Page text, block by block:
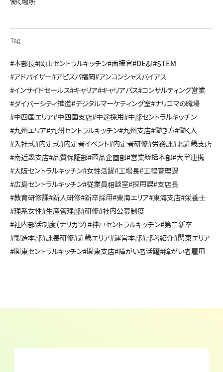
働く場所
Tag
#本部長#岡山セントラルキッチン#面接官#DE&I #STEM
#アドバイザー#アビスパ福岡#アンコンシャスバイアス
#インサイドセールス#キャリア#キャリアパス#コンサルティング営業
#ダイバーシティ推進#デジタルマーケティング室#ナリコマの職場
#中四国エリア#中四国支店#中途採用#中部セントラルキッチン
#九州エリア#九州セントラルキッチン#九州支店#働き方#働く人
#入社式#内定式#内定者イベント#内定者研修#労務課#北近畿支店
#南近畿支店#品質保証部#商品企画部#営業統括本部#大学連携
#大阪セントラルキッチン#女性活躍#工場長#工程管理課
#広島セントラルキッチン#従業員相談室#採用課#支店長
#教育研修課#新人研修#新卒採用#東海エリア#東海支店#栄養士
#理系女性#生産管理部#研修#社内公募制度
#社内部活制度（ナリカツ） #神戸セントラルキッチン#第二新卒
#製造本部#課長研修#近畿エリア#運営本部#部署紹介#関東エリア
#関東セントラルキッチン#関東支店#障がい者活躍#障がい者雇用